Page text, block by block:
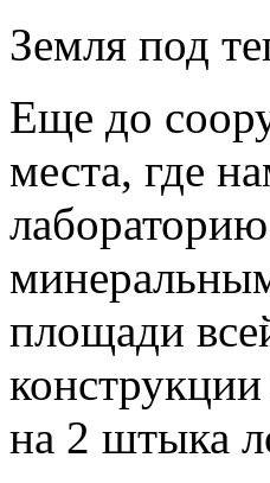
Земля под
Еще до
места, где
площади
на 2 штыка